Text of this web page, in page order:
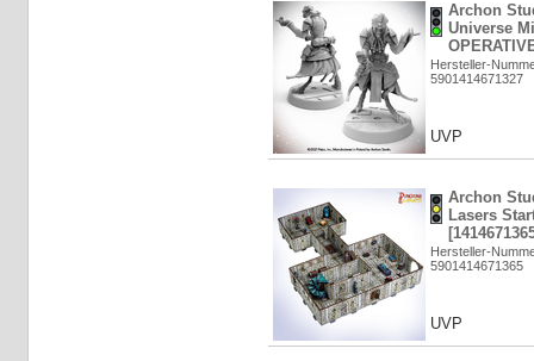
Archon
Universe
Hersteller-
5901414671327
UVP
Archon
Lasers
Hersteller-
5901414671365
UVP